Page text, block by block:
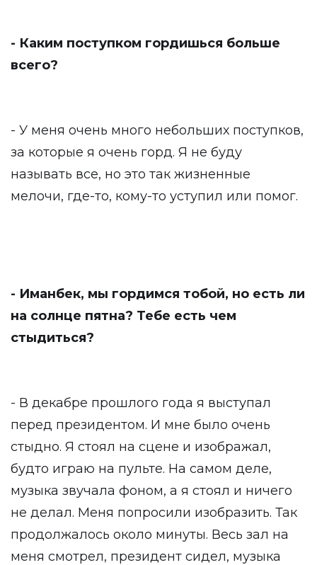
- Каким поступком гордишься больше
всего?
- У меня очень много небольших поступков,
за которые я очень горд. Я не буду
называть все, но это так жизненные
мелочи, где-то, кому-то уступил или помог.
- Иманбек, мы гордимся тобой, но есть ли
на солнце пятна? Тебе есть чем
стыдиться?
- В декабре прошлого года я выступал
перед президентом. И мне было очень
стыдно. Я стоял на сцене и изображал,
будто играю на пульте. На самом деле,
музыка звучала фоном, а я стоял и ничего
не делал. Меня попросили изобразить. Так
продолжалось около минуты. Весь зал на
меня смотрел, президент сидел, музыка